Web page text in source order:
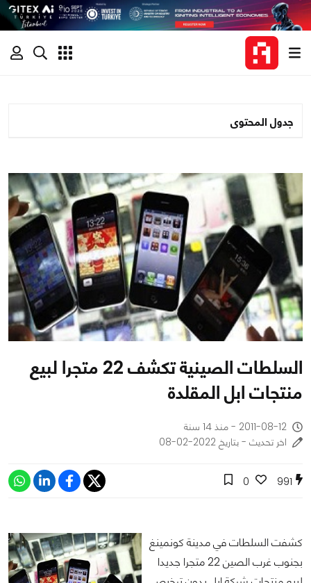
جدول المحتوى
السلطات الصينية تكشف 22 متجرا لبيع
منتجات ابل المقلدة
2011-08-12 - منذ 14 سنة
اخر تحديث - بتاريخ 2022-02-08
991
0
كشفت السلطات في مدينة كونمينغ
بجنوب غرب الصين 22 متجرا جديدا